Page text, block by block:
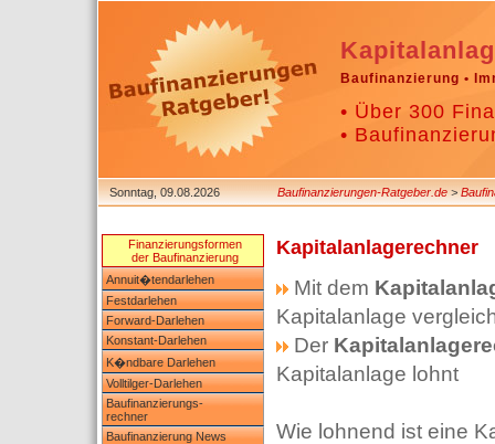
Baufinanzierung •
• Über 300
•
Sonntag, 09.08.2026 Baufinanzierungen-Ratgeber.de>
Finanzierungsformen
der Baufinanzierung
Annuit�tendarlehen
Festdarlehen
Forward-Darlehen
Konstant-Darlehen
K�ndbare Darlehen
Volltilger-Darlehen
Baufinanzierungs-
rechner
Baufinanzierung News
Kapitalanlagerechner
Mit dem
Kapitalanlage
Der
Kapitalanlage lohnt
Wie lohnend ist eine